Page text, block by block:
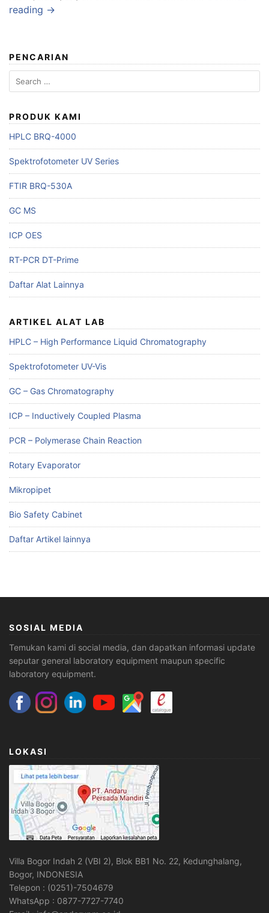
reading →
PENCARIAN
Search
for:
PRODUK KAMI
HPLC BRQ-4000
Spektrofotometer UV Series
FTIR BRQ-530A
GC MS
ICP OES
RT-PCR DT-Prime
Daftar Alat Lainnya
ARTIKEL ALAT LAB
HPLC – High Performance Liquid Chromatography
Spektrofotometer UV-Vis
GC – Gas Chromatography
ICP – Inductively Coupled Plasma
PCR – Polymerase Chain Reaction
Rotary Evaporator
Mikropipet
Bio Safety Cabinet
Daftar Artikel lainnya
SOSIAL MEDIA
Temukan kami di social media, dan dapatkan informasi update
seputar general laboratory equipment maupun specific
laboratory equipment.
LOKASI
Villa Bogor Indah 2 (VBI 2), Blok BB1 No. 22, Kedunghalang,
Bogor, INDONESIA
Telepon : (0251)-7504679
WhatsApp : 0877-7727-7740